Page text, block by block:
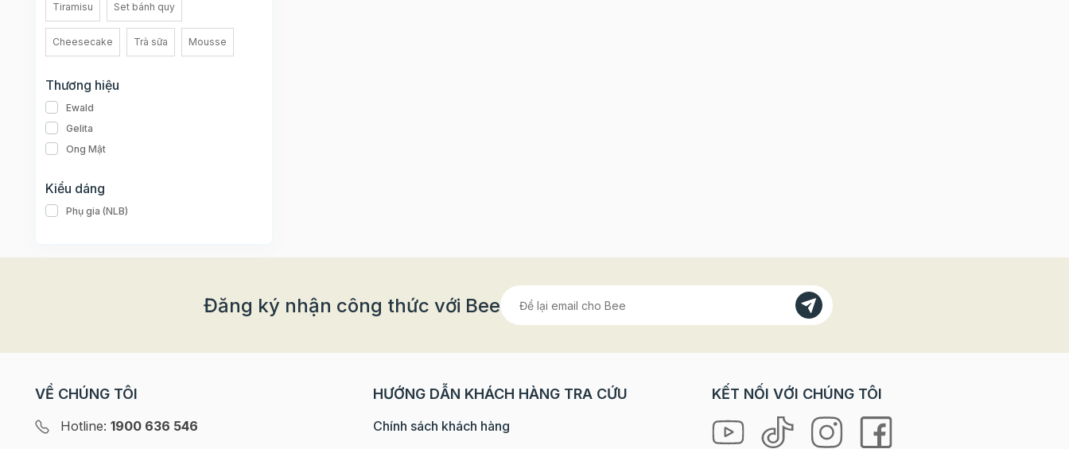
Tiramisu Set bánh quy
Cheesecake Trà sữa Mousse
Thương hiệu
Ewald
Gelita
Ong Mật
Kiểu dáng
Phụ gia (NLB)
Đăng ký nhận công thức với Bee
VỀ CHÚNG TÔI
Hotline: 1900 636 546
HƯỚNG DẪN KHÁCH HÀNG TRA CỨU
Chính sách khách hàng
KẾT NỐI VỚI CHÚNG TÔI